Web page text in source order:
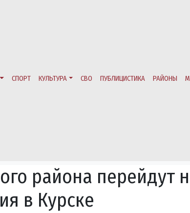
СПОРТ КУЛЬТУРА СВО ПУБЛИЦИСТИКА РАЙОНЫ
района перейдут
в Курске